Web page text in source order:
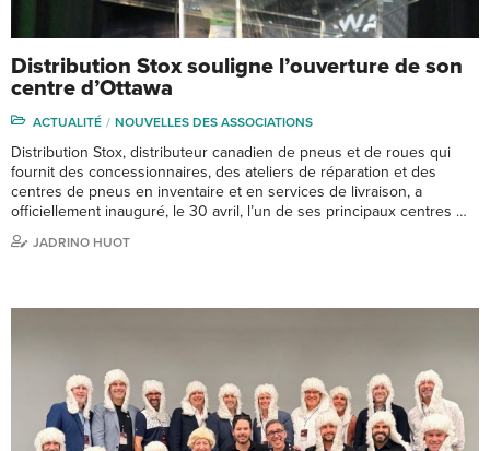
Distribution Stox souligne l’ouverture de son
centre d’Ottawa
ACTUALITÉ NOUVELLES DES ASSOCIATIONS
Distribution Stox, distributeur canadien de pneus et de roues qui
fournit des concessionnaires, des ateliers de réparation et des
centres de pneus en inventaire et en services de livraison, a
officiellement inauguré, le 30 avril, l’un de ses principaux centres …
JADRINO HUOT